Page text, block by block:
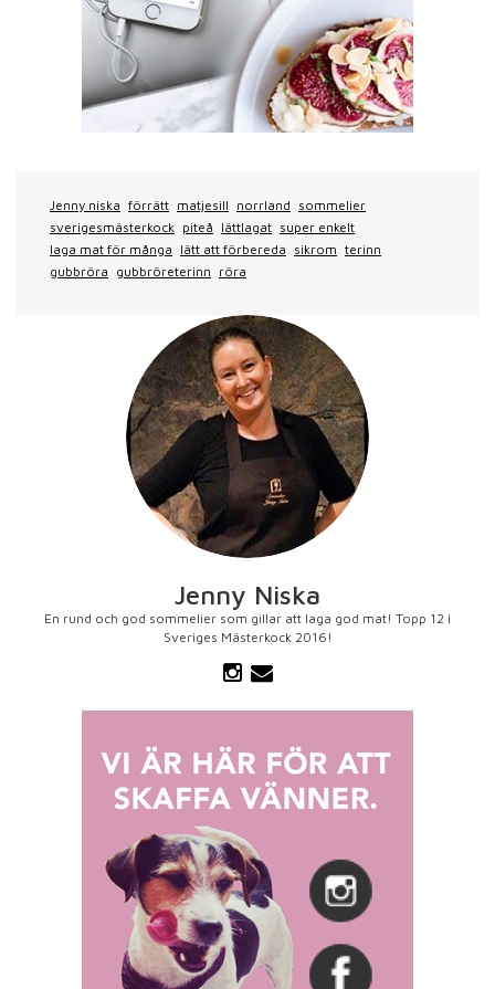
Jenny niska förrätt matjesill norrland sommelier
sverigesmästerkock piteå lättlagat super enkelt
laga mat för många lätt att förbereda sikrom terinn
gubbröra gubbröreterinn röra
Jenny Niska
En rund och god sommelier som gillar att laga god mat! Topp 12 i
Sveriges Mästerkock 2016!